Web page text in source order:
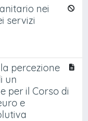
nei
servizi
percezione
un
per il Corso di
e